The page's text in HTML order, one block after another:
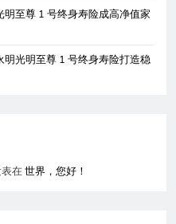
至尊 1 号终身寿险成高净值家
光明至尊 1 号终身寿险打造稳
在世界，您好！